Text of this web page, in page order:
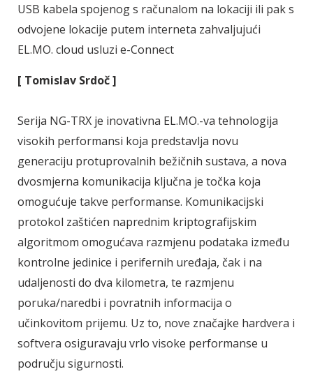
USB kabela spojenog s računalom na lokaciji ili pak s
odvojene lokacije putem interneta zahvaljujući
EL.MO. cloud usluzi e-Connect
[ Tomislav Srdoč ]
Serija NG-TRX je inovativna EL.MO.-va tehnologija
visokih performansi koja predstavlja novu
generaciju protuprovalnih bežičnih sustava, a nova
dvosmjerna komunikacija ključna je točka koja
omogućuje takve performanse. Komunikacijski
protokol zaštićen naprednim kriptografijskim
algoritmom omogućava razmjenu podataka između
kontrolne jedinice i perifernih uređaja, čak i na
udaljenosti do dva kilometra, te razmjenu
poruka/naredbi i povratnih informacija o
učinkovitom prijemu. Uz to, nove značajke hardvera i
softvera osiguravaju vrlo visoke performanse u
području sigurnosti.